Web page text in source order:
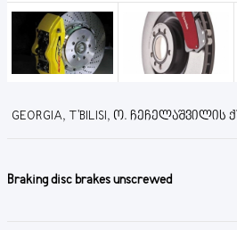
GEORGIA, T'BILISI, Ო. ᲩᲔᲩᲔᲚᲐᲨᲕᲘᲚᲘᲡ
Braking disc brakes unscrewed